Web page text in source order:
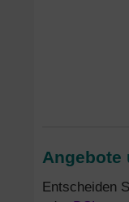
Angebote
Entscheiden